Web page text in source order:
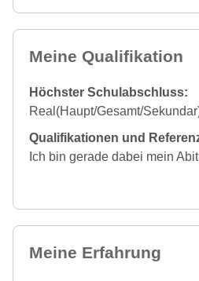
Meine Qualifikation
Höchster Schulabschluss:
Real(Haupt/Gesamt/
Qualifikationen und
Ich bin gerade dabei mein
Meine Erfahrung